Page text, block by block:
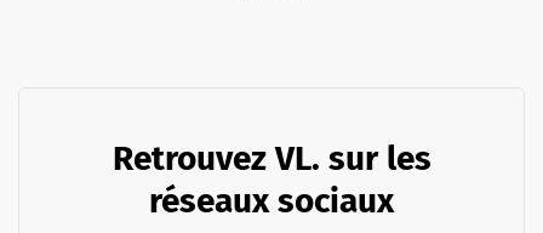
Retrouvez VL. sur les
réseaux sociaux